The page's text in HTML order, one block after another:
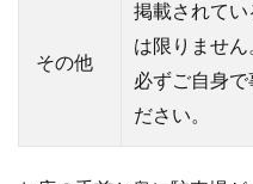
その他
掲載されてい
は限りません
必ずご自身で
ださい。